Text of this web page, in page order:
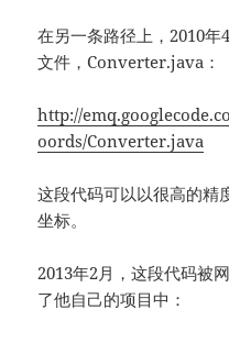
在另一条路径上，2010年
文件，Converter.java：
http://
oords/Converter.java
这段代码可以以很高的精
坐标。
2013年2月，这段代码被
了他自己的项目中：